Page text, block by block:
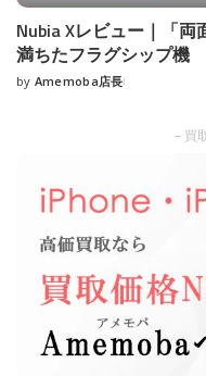
Nubia Xレビュー｜「
満ちたフラグシップ機
Posted
by Amemoba店長
– 買